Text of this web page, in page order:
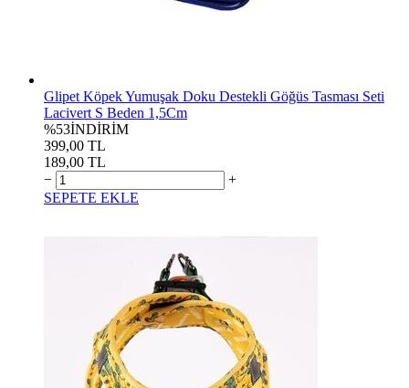
Glipet Köpek Yumuşak Doku Destekli Göğüs Tasması Seti
Lacivert S Beden 1,5Cm
%53İNDİRİM
399,00 TL
189,00 TL
−
+
SEPETE EKLE